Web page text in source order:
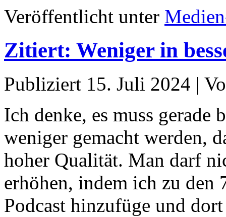
Veröffentlicht unter
Zitiert: Weniger in
Publiziert 15. Juli 2024 |
Ich denke, es muss
weniger gemacht werden,
hoher Qualität. Man darf
erhöhen, indem ich zu den
Podcast hinzufüge und